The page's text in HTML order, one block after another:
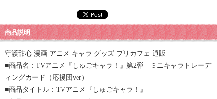
商品説明
守護甜心 漫画 アニメ キャラ グッズ プリカフェ 通販
■商品名：TVアニメ『しゅごキャラ！』第2弾 ミニキャラトレーデ
ィングカード（応援団ver）
■商品タイトル：TVアニメ『しゅごキャラ！』